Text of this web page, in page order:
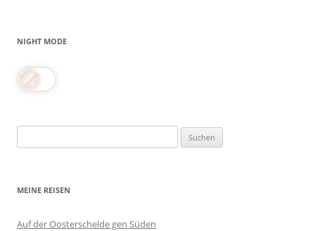
NIGHT MODE
nach:
MEINE REISEN
Auf der Oosterschelde gen Süden